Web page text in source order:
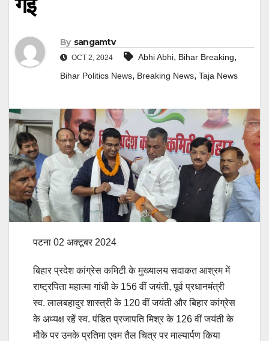
By sangamtv
OCT 2, 2024 Abhi Abhi, Bihar Breaking,
Bihar Politics News, Breaking News, Taja News
पटना 02 अक्टूबर 2024
बिहार प्रदेश कांग्रेस कमिटी के मुख्यालय सदाकत आश्रम में
राष्ट्रपिता महात्मा गांधी के 156 वीं जयंती, पूर्व प्रधानमंत्री
स्व. लालबहादुर शास्त्री के 120 वीं जयंती और बिहार कांग्रेस
के अध्यक्ष रहें स्व. पंडित प्रजापति मिश्र के 126 वीं जयंती के
मौके पर उनके प्रतिमा एवम तैल चित्र पर माल्यार्पण किया